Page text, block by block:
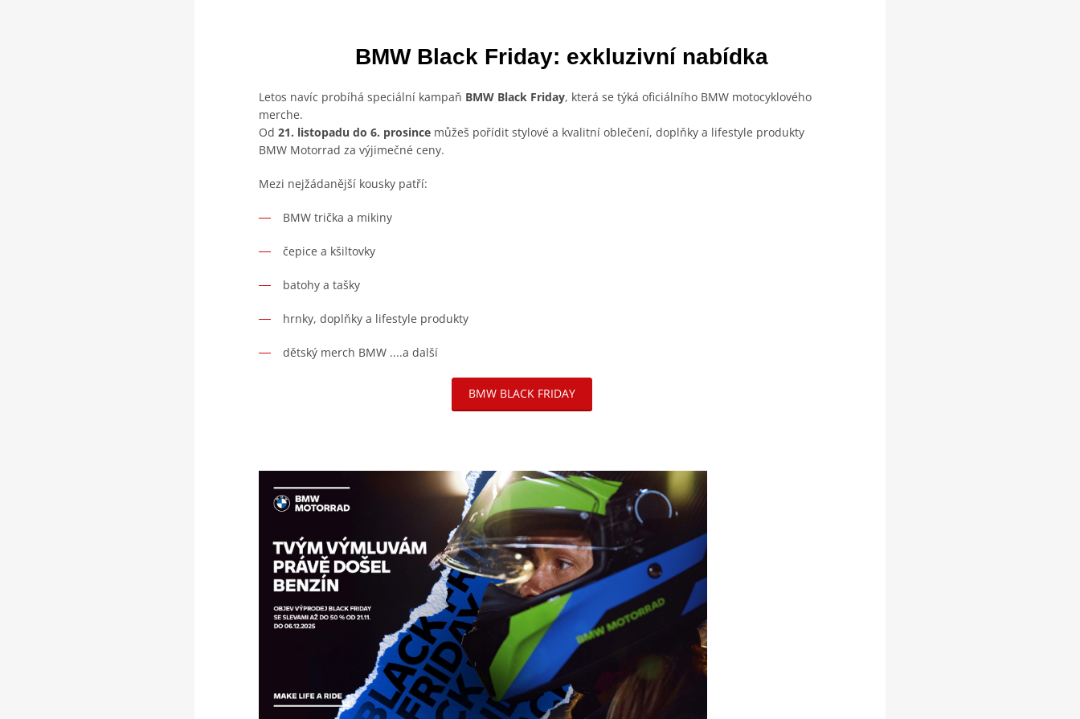
BMW Black Friday: exkluzivní nabídka
Letos navíc probíhá speciální kampaň BMW Black Friday, která se týká oficiálního BMW motocyklového
merche.
Od 21. listopadu do 6. prosince můžeš pořídit stylové a kvalitní oblečení, doplňky a lifestyle produkty
BMW Motorrad za výjimečné ceny.
Mezi nejžádanější kousky patří:
BMW trička a mikiny
čepice a kšiltovky
batohy a tašky
hrnky, doplňky a lifestyle produkty
dětský merch BMW ....a další
BMW BLACK FRIDAY